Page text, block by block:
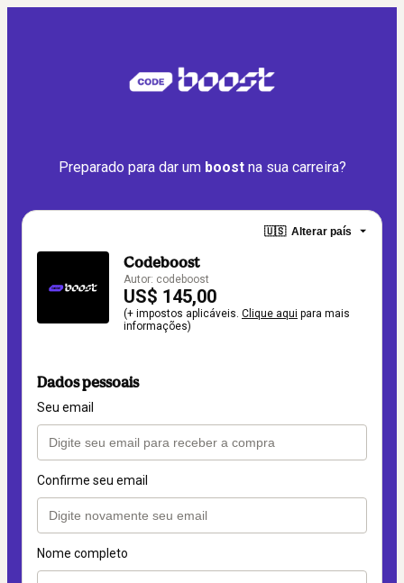
Preparado para dar um boost na sua carreira?
🇺🇸 Alterar país
Codeboost
Autor: codeboost
US$ 145,00
(+ impostos aplicáveis. Clique aqui para mais
informações)
Dados pessoais
Seu email
Confirme seu email
Nome completo